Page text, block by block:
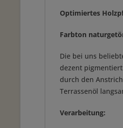
Optimiertes
Farbton
Die bei uns
dezent
durch den
Terrassenöl
Verarbeitung: